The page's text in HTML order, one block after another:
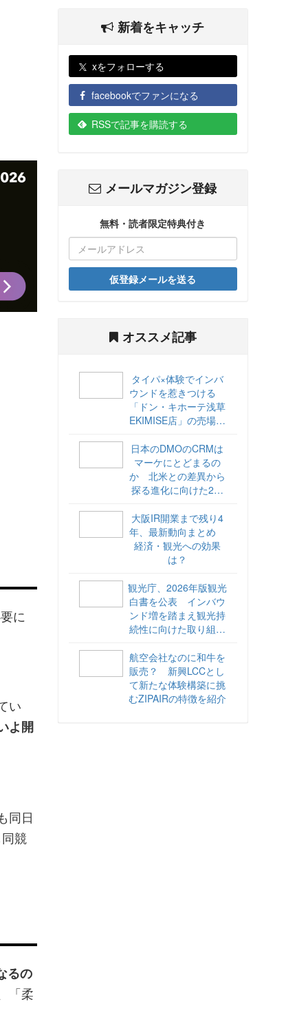
に
い
よ開
同日
競
るの
「柔
新着をキャッチ
xをフォローする
facebookでファンになる
RSSで記事を購読する
メールマガジン登録
無料・読者限定特典付き
仮登録メールを送る
オススメ記事
タイパ×体験でインバ
ウンドを惹きつける
「ドン・キホーテ浅草
EKIMISE店」の売場づ
日本のDMOのCRMは
マーケにとどまるの
か 北米との差異から
探る進化に向けた2ス
海外DMOのリアル
vol.6】
大阪IR開業まで残り4
年、最新動向まとめ
経済・観光への効果
は？
観光庁、2026年版観光
白書を公表 インバウ
ンド増を踏まえ観光持
続性に向けた取り組み
航空会社なのに和牛を
販売？ 新興LCCとし
て新たな体験構築に挑
むZIPAIRの特徴を紹介